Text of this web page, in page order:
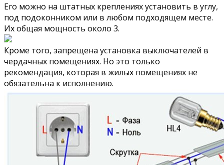
Его можно на штатных креплениях установить в углу,
под подоконником или в любом подходящем месте.
Их общая мощность около 3.
Кроме того, запрещена установка выключателей в
чердачных помещениях. Но это только
рекомендация, которая в жилых помещениях не
обязательна к исполнению.